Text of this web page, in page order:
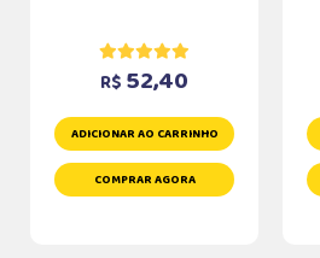
R$ 52,40
ADICIONAR AO CARRINHO
COMPRAR AGORA